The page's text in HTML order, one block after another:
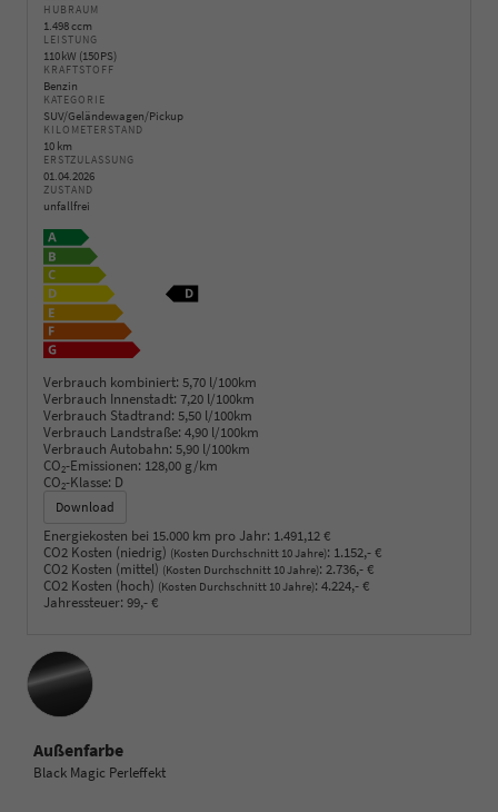
HUBRAUM
1.498 ccm
LEISTUNG
110 kW (150 PS)
KRAFTSTOFF
Benzin
KATEGORIE
SUV/Geländewagen/Pickup
KILOMETERSTAND
10 km
ERSTZULASSUNG
01.04.2026
ZUSTAND
unfallfrei
Verbrauch kombiniert: 5,70 l/100km
Verbrauch Innenstadt: 7,20 l/100km
Verbrauch Stadtrand: 5,50 l/100km
Verbrauch Landstraße: 4,90 l/100km
Verbrauch Autobahn: 5,90 l/100km
CO2-Emissionen: 128,00 g/km
CO2-Klasse: D
Download
Energiekosten bei 15.000 km pro Jahr: 1.491,12 €
CO2 Kosten (niedrig) (Kosten Durchschnitt 10 Jahre): 1.152,- €
CO2 Kosten (mittel) (Kosten Durchschnitt 10 Jahre): 2.736,- €
CO2 Kosten (hoch) (Kosten Durchschnitt 10 Jahre): 4.224,- €
Jahressteuer: 99,- €
Außenfarbe
Black Magic Perleffekt